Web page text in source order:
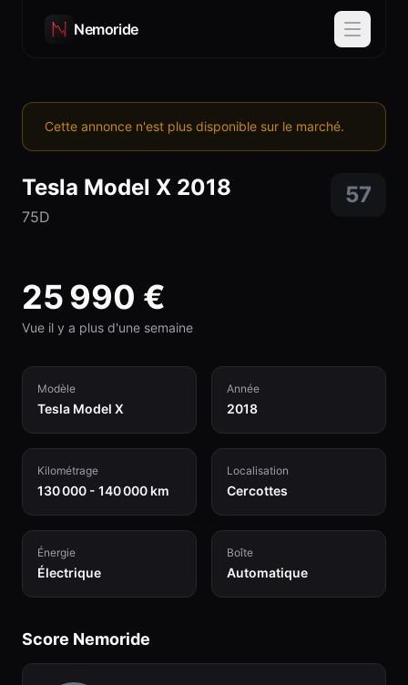
Nemoride
Cette annonce n'est plus disponible sur le marché.
Tesla Model X 2018
75D
57
25 990 €
Vue il y a plus d'une semaine
Modèle
Tesla Model X
Année
2018
Kilométrage
130 000 - 140 000 km
Localisation
Cercottes
Énergie
Électrique
Boîte
Automatique
Score Nemoride